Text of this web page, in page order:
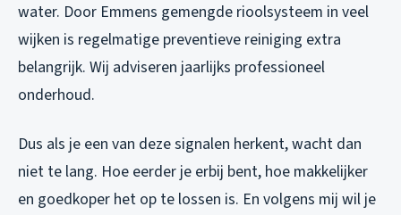
water. Door Emmens gemengde rioolsysteem in veel
wijken is regelmatige preventieve reiniging extra
belangrijk. Wij adviseren jaarlijks professioneel
onderhoud.
Dus als je een van deze signalen herkent, wacht dan
niet te lang. Hoe eerder je erbij bent, hoe makkelijker
en goedkoper het op te lossen is. En volgens mij wil je